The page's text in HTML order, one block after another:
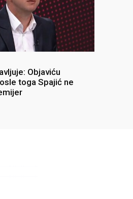
Objaviću
toga Spajić ne